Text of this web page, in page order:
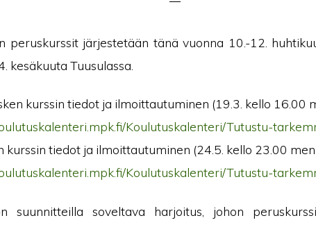
peruskurssit järjestetään tänä vuonna 10.-12.
kesäkuuta Tuusulassa.
kurssin tiedot ja ilmoittautuminen (19.3. kello 16.00
Koulutuskalenteri/Tutustu-
kurssin tiedot ja ilmoittautuminen (24.5. kello 23.00
Koulutuskalenteri/Tutustu-
suunnitteilla soveltava harjoitus, johon